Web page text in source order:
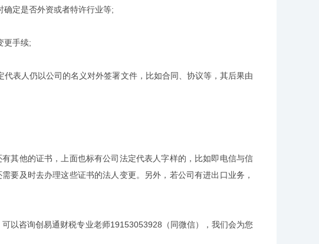
定是否外资或者特许行业等;
更手续;
人仍以公司的名义对外签署文件，比如合同、协议等，其后果由
他的证书，上面也标有公司法定代表人字样的，比如即电信与信
要及时去办理这些证书的法人变更。另外，若公司有进出口业务，
咨询创易通财税专业老师19153053928（同微信），我们会为您